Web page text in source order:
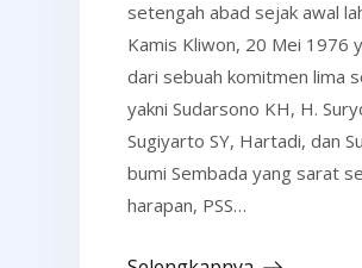
setengah abad sejak awal
Kamis Kliwon, 20 Mei 1976
dari sebuah komitmen lima
yakni Sudarsono KH, H.
Sugiyarto SY, Hartadi, dan
bumi Sembada yang sarat
harapan, PSS…